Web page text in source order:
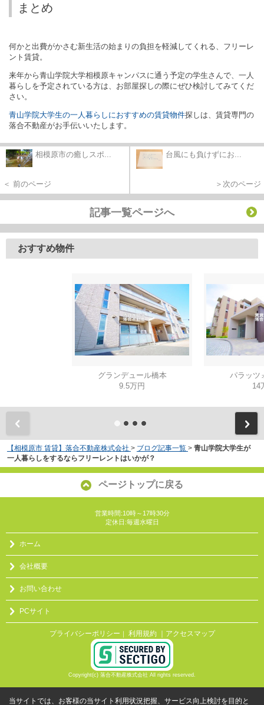
まとめ
何かと出費がかさむ新生活の始まりの負担を軽減してくれる、フリーレ
ント賃貸。
来年から青山学院大学相模原キャンパスに通う予定の学生さんで、一人
暮らしを予定されている方は、お部屋探しの際にぜひ検討してみてくだ
さい。
青山学院大学生の一人暮らしにおすすめの賃貸物件探しは、賃貸専門の
落合不動産がお手伝いいたします。
相模原市の癒しスポ...
＜ 前のページ
台風にも負けずにお...
＞次のページ
記事一覧ページへ
おすすめ物件
グランデュール橋本
9.5万円
パラッツ
14
【相模原市 賃貸】落合不動産株式会社 > ブログ記事一覧 > 青山学院大学生が
一人暮らしをするならフリーレントはいかが？
ページトップに戻る
営業時間:10時～17時30分
定休日:毎週水曜日
ホーム
会社概要
お問い合わせ
PCサイト
プライバシーポリシー ｜ 利用規約 ｜アクセスマップ
Copyright(c) 落合不動産株式会社 All rights reserved.
当サイトでは、お客様の当サイト利用状況把握、サービス向上検討を目的と